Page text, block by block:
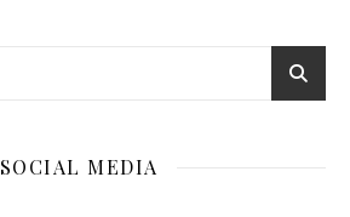
SOCIAL MEDIA